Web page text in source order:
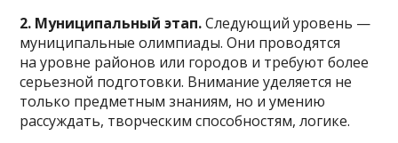
2. Муниципальный этап.Следующий уровень —
муниципальные олимпиады. Они проводятся
на уровне районов или городов и требуют более
серьезной подготовки. Внимание уделяется не
только предметным знаниям, но и умению
рассуждать, творческим способностям, логике.